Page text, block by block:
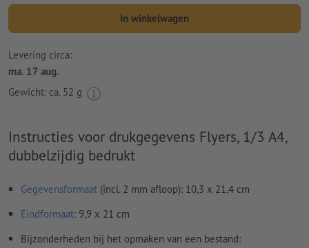
In winkelwagen
Levering circa:
ma. 17 aug.
Gewicht: ca. 52 g
Instructies voor drukgegevens Flyers, 1/3 A4,
dubbelzijdig bedrukt
Gegevensformaat (incl. 2 mm afloop): 10,3 x 21,4 cm
Eindformaat: 9,9 x 21 cm
Bijzonderheden bij het opmaken van een bestand: